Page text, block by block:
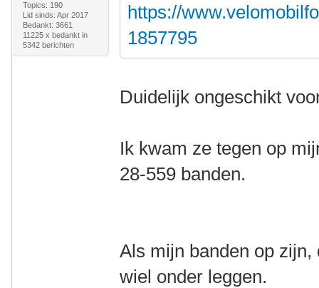
Topics: 190
Lid sinds: Apr 2017
Bedankt: 3661
11225 x bedankt in
5342 berichten
https://
1857795
Duidelijk ongeschikt
Ik kwam ze tegen op
28-559 banden.
Als mijn banden op
wiel onder leggen.